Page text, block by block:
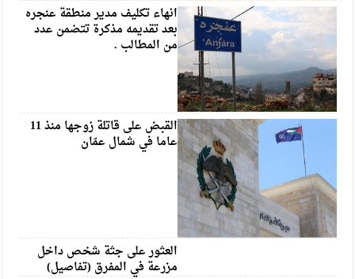
انهاء تكليف مدير منطقة عنجره
بعد تقديمه مذكرة تتضمن عدد
من المطالب .
القبض على قاتلة زوجها منذ 11
عاما في شمال عمّان
العثور على جثة شخص داخل
مزرعة في المفرق (تفاصيل)